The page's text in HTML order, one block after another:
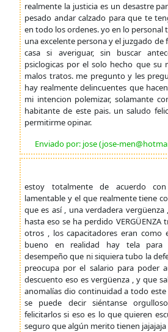
realmente la justicia es un desastre
pesado andar calzado para que te
en todo los ordenes. yo en lo personal
una excelente persona y el juzgado de
casa si averiguar, sin buscar
psiclogicas por el solo hecho que su
malos tratos. me pregunto y les
hay realmente delincuentes que
mi intencion polemizar, solamante
habitante de este pais. un saludo
permitirme opinar.
Enviado por: jose (jose-
estoy totalmente de acuerdo
lamentable y el que realmente tiene
que es así , una verdadera
hasta eso se ha perdido VERGÜENZA
otros , los capacitadores eran como
bueno en realidad hay tela
desempeño que ni siquiera tubo la
preocupa por el salario para poder
descuento eso es vergüenza , y que
anomalías dio continuidad a todo
se puede decir siéntanse
felicitarlos si eso es lo que quieren
seguro que algún merito tienen jajajaja